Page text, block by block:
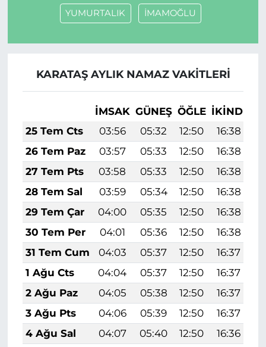
YUMURTALIK İMAMOĞLU
KARATAŞ AYLIK NAMAZ VAKITLERI
İMSAK GÜNEŞ ÖĞLE İKINDI
25 Tem Cts
03:56 05:32 12:50 16:38
26 Tem Paz
03:57 05:33 12:50 16:38
27 Tem Pts
03:58 05:33 12:50 16:38
28 Tem Sal
03:59 05:34 12:50 16:38
29 Tem Çar
04:00 05:35 12:50 16:38
30 Tem Per
04:01 05:36 12:50 16:38
31 Tem Cum
04:03 05:37 12:50 16:37
1 Ağu Cts
04:04 05:37 12:50 16:37
2 Ağu Paz
04:05 05:38 12:50 16:37
3 Ağu Pts
04:06 05:39 12:50 16:37
4 Ağu Sal
04:07 05:40 12:50 16:36